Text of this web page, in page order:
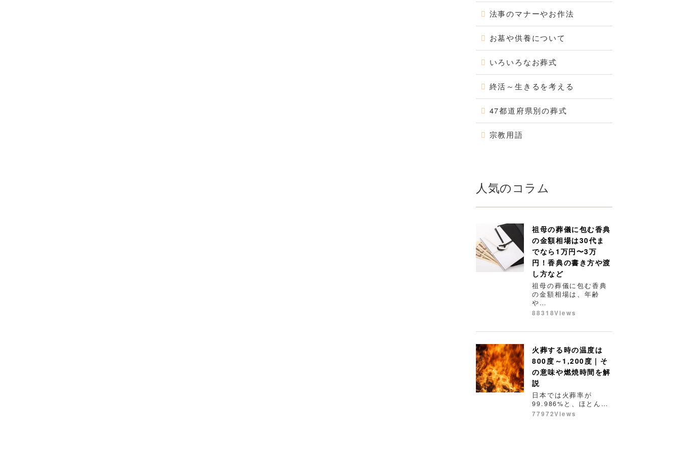
法事のマナーやお作法
お墓や供養について
いろいろなお葬式
終活～生きるを考える
47都道府県別の葬式
宗教用語
人気のコラム
祖母の葬儀に包む香典
の金額相場は30代ま
でなら1万円〜3万
円！香典の書き方や渡
し方など
祖母の葬儀に包む香典
の金額相場は、年齢
や…
88318Views
火葬する時の温度は
800度～1,200度｜そ
の意味や燃焼時間を解
説
日本では火葬率が
99.986%と、ほとん…
77972Views